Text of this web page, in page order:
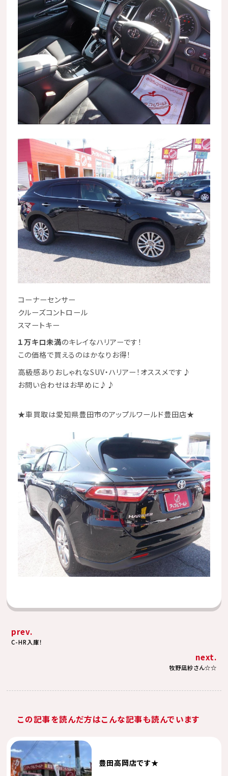
コーナーセンサー
クルーズコントロール
スマートキー
１万キロ未満のキレイなハリアーです！
この価格で買えるのはかなりお得！
高級感ありおしゃれなSUV・ハリアー！オススメです♪
お問い合わせはお早めに♪♪
★車買取は愛知県豊田市のアップルワールド豊田店★
prev.
C-HR入庫！
next.
牧野凪紗さん☆☆
この記事を読んだ方はこんな記事も読んでいます
豊田高岡店です★